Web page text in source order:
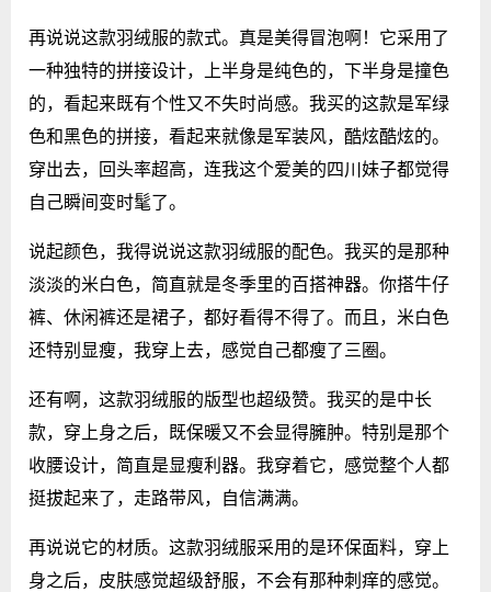
再说说这款羽绒服的款式。真是美得冒泡啊！它采用了
一种独特的拼接设计，上半身是纯色的，下半身是撞色
的，看起来既有个性又不失时尚感。我买的这款是军绿
色和黑色的拼接，看起来就像是军装风，酷炫酷炫的。
穿出去，回头率超高，连我这个爱美的四川妹子都觉得
自己瞬间变时髦了。
说起颜色，我得说说这款羽绒服的配色。我买的是那种
淡淡的米白色，简直就是冬季里的百搭神器。你搭牛仔
裤、休闲裤还是裙子，都好看得不得了。而且，米白色
还特别显瘦，我穿上去，感觉自己都瘦了三圈。
还有啊，这款羽绒服的版型也超级赞。我买的是中长
款，穿上身之后，既保暖又不会显得臃肿。特别是那个
收腰设计，简直是显瘦利器。我穿着它，感觉整个人都
挺拔起来了，走路带风，自信满满。
再说说它的材质。这款羽绒服采用的是环保面料，穿上
身之后，皮肤感觉超级舒服，不会有那种刺痒的感觉。